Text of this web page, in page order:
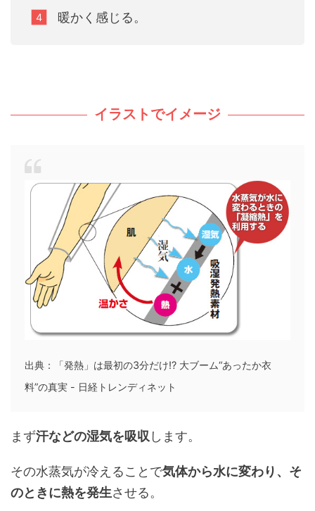
暖かく感じる。
イラストでイメージ
出典：「発熱」は最初の3分だけ!? 大ブーム“あったか衣
料”の真実 - 日経トレンディネット
まず汗などの湿気を吸収 します。
その水蒸気が冷えることで気体から水に変わり、そ
のときに熱を発生させる。